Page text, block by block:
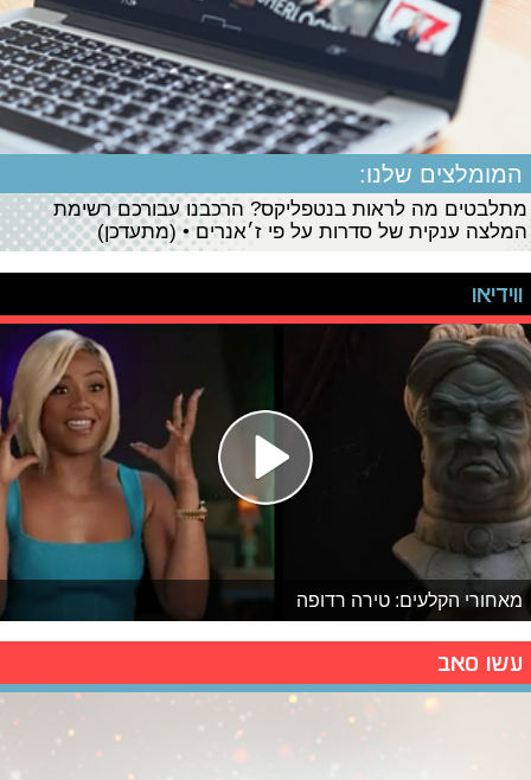
המומלצים שלנו:
מתלבטים מה לראות בנטפליקס? הרכבנו עבורכם רשימת
המלצה ענקית של סדרות על פי ז׳אנרים • (מתעדכן)
ווידיאו
מאחורי הקלעים: טירה רדופה
עשו סאב